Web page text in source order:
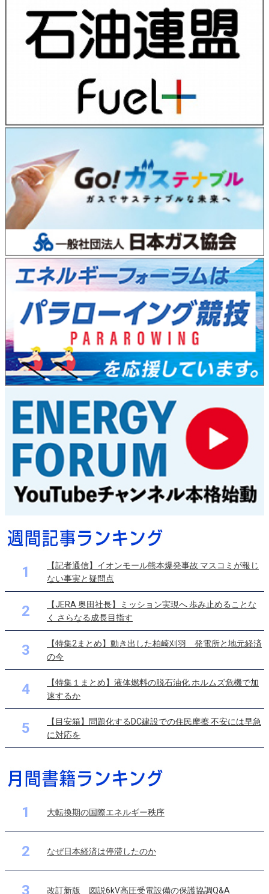
1
【記者通信】イオンモール熊本爆発事故 マスコミが報じ
ない事実と疑問点
2
【JERA 奥田社長】ミッション実現へ 歩み止めることな
く さらなる成長目指す
3
【特集2まとめ】動き出した柏崎刈羽 発電所と地元経済
の今
4
【特集１まとめ】液体燃料の脱石油化 ホルムズ危機で加
速するか
5
【目安箱】問題化するDC建設での住民摩擦 不安には早急
に対応を
1 大転換期の国際エネルギー秩序
2 なぜ日本経済は停滞したのか
3 改訂新版 図説6kV高圧受電設備の保護協調Q&A